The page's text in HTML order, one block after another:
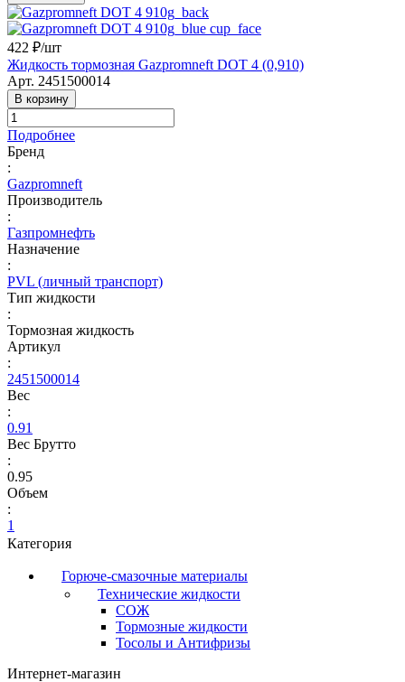
422 ₽/шт
Жидкость тормозная Gazpromneft DOT 4 (0,910)
Арт. 2451500014
В корзину
Подробнее
Бренд
:
Gazpromneft
Производитель
:
Газпромнефть
Назначение
:
PVL (личный транспорт)
Тип жидкости
:
Тормозная жидкость
Артикул
:
2451500014
Вес
:
0.91
Вес Брутто
:
0.95
Объем
:
1
Категория
Горюче-смазочные материалы
Технические жидкости
СОЖ
Тормозные жидкости
Тосолы и Антифризы
Интернет-магазин